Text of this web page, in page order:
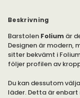
Beskrivning
Barstolen Folium är
Designen är modern,
sitter bekvämt i
följer profilen av
Du kan dessutom
läder. Detta är